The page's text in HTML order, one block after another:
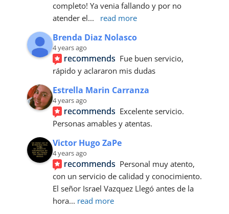
completo! Ya venia fallando y por no
atender el... read more
Brenda Diaz Nolasco
4 years ago
recommends Fue buen servicio,
rápido y aclararon mis dudas
Estrella Marin Carranza
4 years ago
recommends Excelente servicio.
Personas amables y atentas.
Victor Hugo ZaPe
4 years ago
recommends Personal muy atento,
con un servicio de calidad y conocimiento.
El señor Israel Vazquez Llegó antes de la
hora... read more